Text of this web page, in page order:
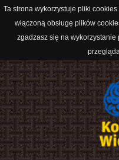
Ta strona wykorzystuje pliki
włączoną obsługę plików
zgadzasz się na